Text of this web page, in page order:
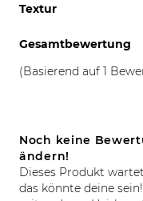
Textur
Gesamtbewertung
(Basierend auf 1
Noch keine
ändern!
Dieses Produkt
das könnte deine